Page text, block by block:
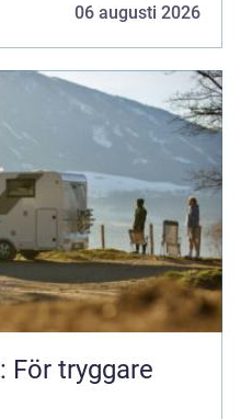
06 augusti 2026
För tryggare